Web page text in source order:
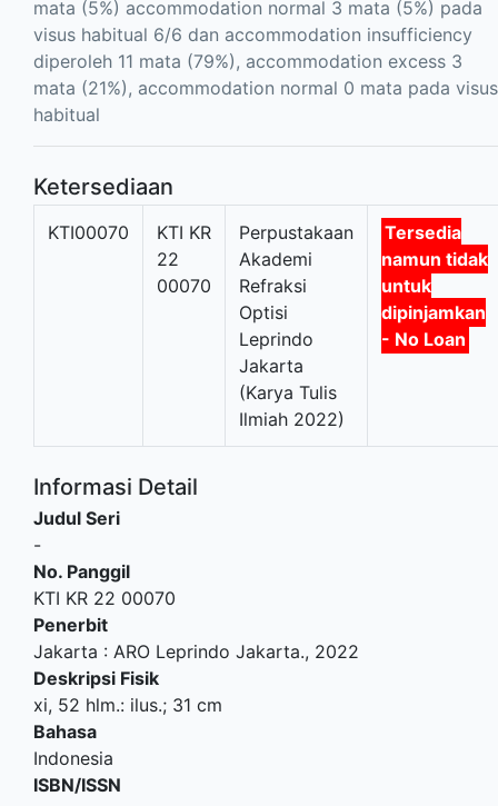
mata (5%) accommodation normal 3 mata (5%) pada
visus habitual 6/6 dan accommodation insufficiency
diperoleh 11 mata (79%), accommodation excess 3
mata (21%), accommodation normal 0 mata pada visus
habitual
Ketersediaan
KTI00070
KTI KR
22
00070
Perpustakaan
Akademi
Refraksi
Optisi
Leprindo
Jakarta
(Karya Tulis
Ilmiah 2022)
Tersedia
namun tidak
untuk
dipinjamkan
- No Loan
Informasi Detail
Judul Seri
-
No. Panggil
KTI KR 22 00070
Penerbit
Jakarta : ARO Leprindo Jakarta., 2022
Deskripsi Fisik
xi, 52 hlm.: ilus.; 31 cm
Bahasa
Indonesia
ISBN/ISSN